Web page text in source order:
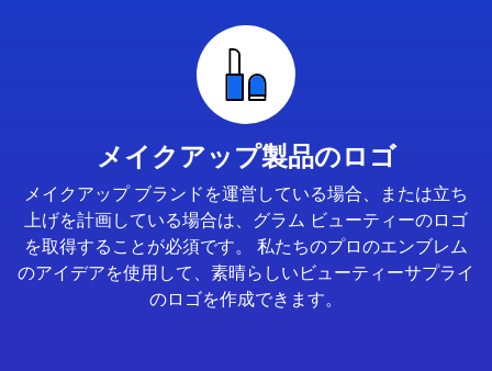
メイクアップ製品のロゴ
メイクアップ ブランドを運営している場合、または立ち
上げを計画している場合は、グラム ビューティーのロゴ
を取得することが必須です。 私たちのプロのエンブレム
のアイデアを使用して、素晴らしいビューティーサプライ
のロゴを作成できます。